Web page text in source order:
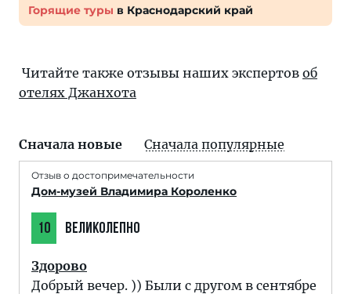
Горящие туры в Краснодарский край
Читайте также отзывы наших экспертов об
отелях Джанхота
Сначала новые Сначала популярные
Отзыв о достопримечательности
Дом-музей Владимира Короленко
10 ВЕЛИКОЛЕПНО
Здорово
Добрый вечер. )) Были с другом в сентябре